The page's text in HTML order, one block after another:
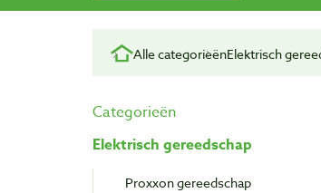
Alle categorieënElektrisch
Categorieën
Elektrisch gereedschap
Proxxon gereedschap